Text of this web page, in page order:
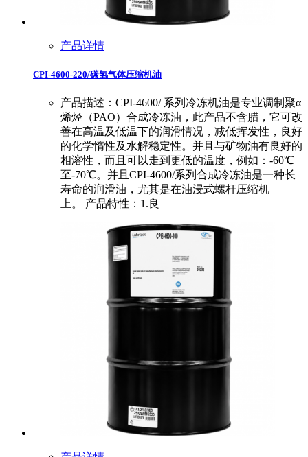
产品详情
CPI-4600-220/碳氢气体压缩机油
产品描述：CPI-4600/ 系列冷冻机油是专业调制聚α
烯烃（PAO）合成冷冻油，此产品不含腊，它可改
善在高温及低温下的润滑情况，减低挥发性，良好
的化学惰性及水解稳定性。并且与矿物油有良好的
相溶性，而且可以走到更低的温度，例如：-60℃
至-70℃。并且CPI-4600/系列合成冷冻油是一种长
寿命的润滑油，尤其是在油浸式螺杆压缩机
上。 产品特性：1.良